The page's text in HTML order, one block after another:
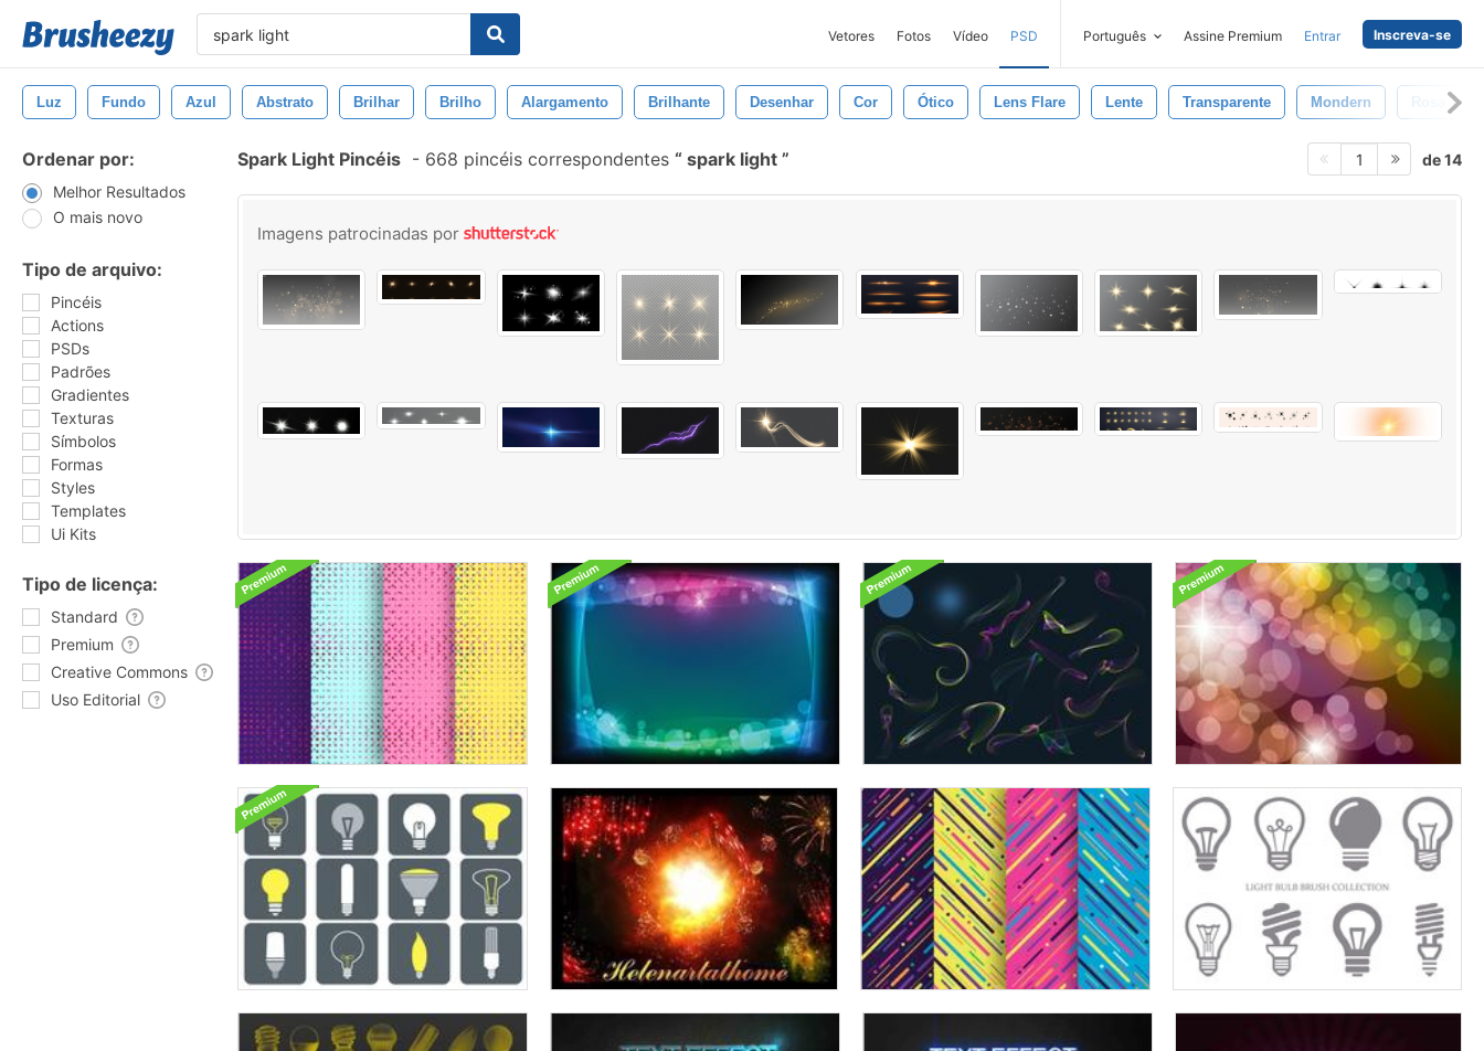
Vetores Fotos Vídeo PSD Português Assine Premium Entrar Inscreva-se
Luz Fundo Azul Abstrato Brilhar Brilho Alargamento Brilhante Desenhar Cor Ótico Lens Flare Lente Transparente Mondern
Ordenar por:
Melhor Resultados
O mais novo
Tipo de arquivo:
Pincéis
Actions
PSDs
Padrões
Gradientes
Texturas
Símbolos
Formas
Styles
Templates
Ui Kits
Tipo de licença:
Standard
Premium
Creative Commons
Uso Editorial
Spark Light Pincéis - 668 pincéis correspondentes spark light 1 de 14
Imagens patrocinadas por